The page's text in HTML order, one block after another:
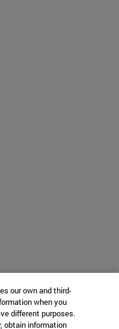
our own and third-
when you
different purposes.
obtain information